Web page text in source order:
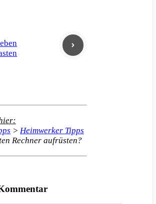
> Heimwerker Tipps
Rechner aufrüsten?